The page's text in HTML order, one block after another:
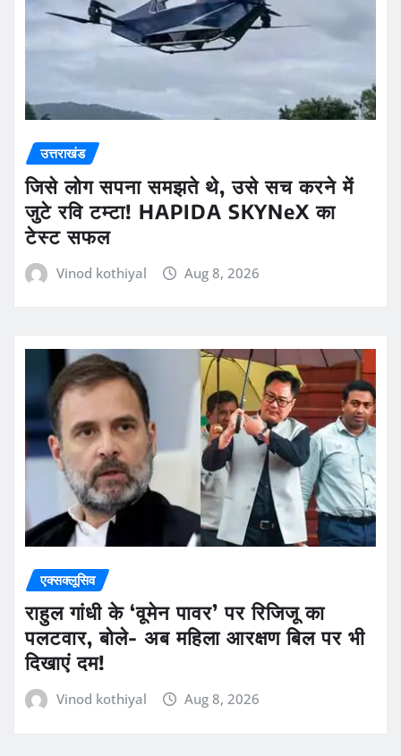
उत्तराखंड
जिसे लोग सपना समझते थे, उसे सच करने में
जुटे रवि टम्टा! HAPIDA SKYNeX का
टेस्ट सफल
Vinod kothiyal Aug 8, 2026
एक्सक्लूसिव
राहुल गांधी के ‘वूमेन पावर’ पर रिजिजू का
पलटवार, बोले- अब महिला आरक्षण बिल पर भी
दिखाएं दम!
Vinod kothiyal Aug 8, 2026